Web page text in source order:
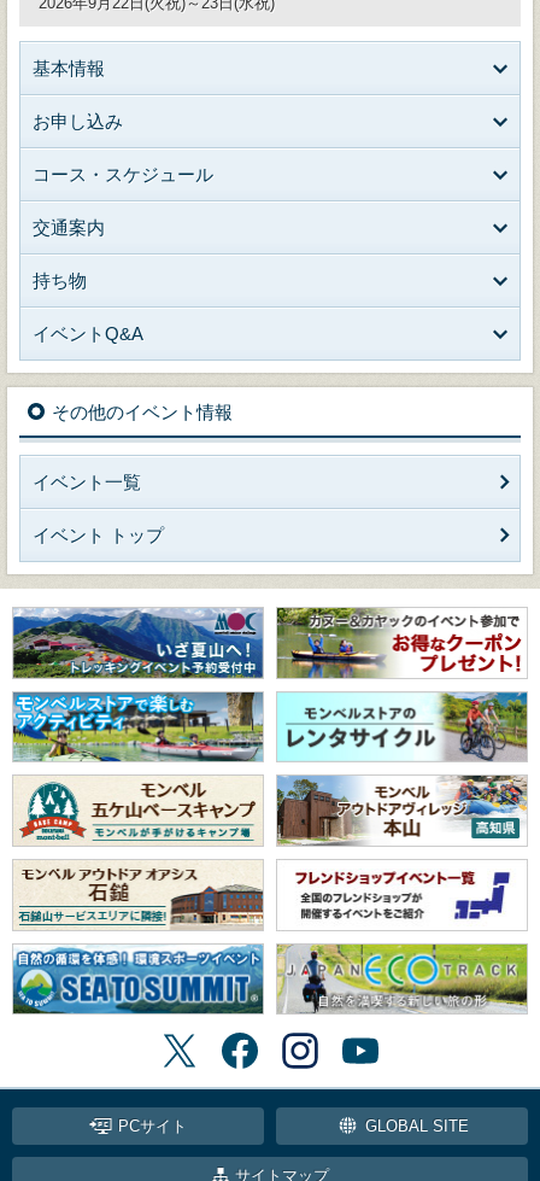
基本情報
お申し込み
コース・スケジュール
交通案内
持ち物
イベントQ&A
その他のイベント情報
イベント一覧
イベント トップ
PCサイト GLOBAL SITE
サイトマップ